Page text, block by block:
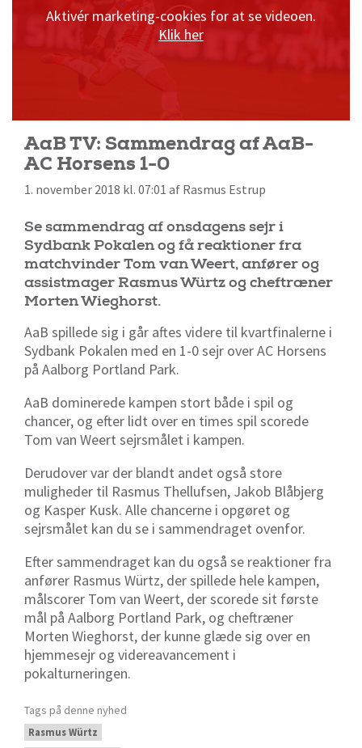
Aktivér marketing-cookies for at se videoen.
Klik her
AaB TV: Sammendrag af AaB-
AC Horsens 1-0
1. november 2018 kl. 07:01 af Rasmus Estrup
Se sammendrag af onsdagens sejr i
Sydbank Pokalen og få reaktioner fra
matchvinder Tom van Weert, anfører og
assistmager Rasmus Würtz og cheftræner
Morten Wieghorst.
AaB spillede sig i går aftes videre til kvartfinalerne i
Sydbank Pokalen med en 1-0 sejr over AC Horsens
på Aalborg Portland Park.
AaB dominerede kampen stort både i spil og
chancer, og efter lidt over en times spil scorede
Tom van Weert sejrsmålet i kampen.
Derudover var der blandt andet også store
muligheder til Rasmus Thellufsen, Jakob Blåbjerg
og Kasper Kusk. Alle chancerne i opgøret og
sejrsmålet kan du se i sammendraget ovenfor.
Efter sammendraget kan du også se reaktioner fra
anfører Rasmus Würtz, der spillede hele kampen,
målscorer Tom van Weert, der scorede sit første
mål på Aalborg Portland Park, og cheftræner
Morten Wieghorst, der kunne glæde sig over en
hjemmesejr og videreavancement i
pokalturneringen.
Tags på denne nyhed
Rasmus Würtz